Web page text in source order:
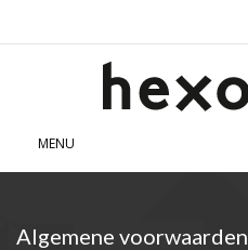
MENU
Algemene voorwaarden